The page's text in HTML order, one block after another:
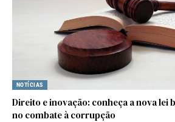
NOTÍCIAS
Direito e inovação: conheça a nova lei
no combate à corrupção